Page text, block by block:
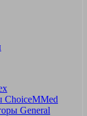
General